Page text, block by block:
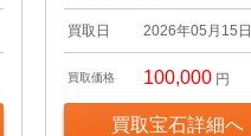
買取日 2026年05月15日
買取価格 100,000 円
買取宝石詳細へ